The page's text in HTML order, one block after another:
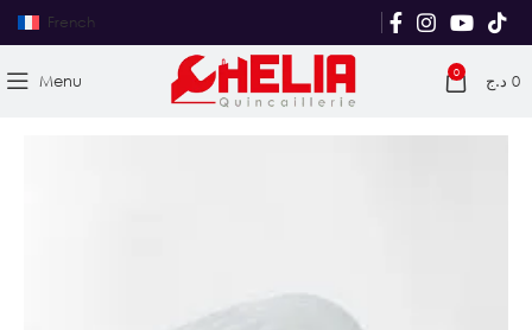
French
Menu 0 0 د.ج